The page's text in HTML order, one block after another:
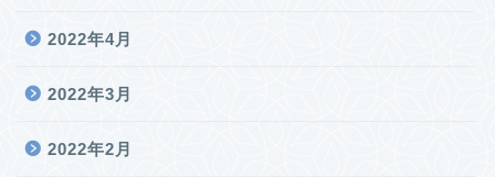
2022年4月
2022年3月
2022年2月